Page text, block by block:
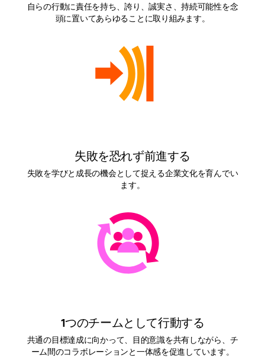
自らの行動に責任を持ち、誇り、誠実さ、持続可能性を念
頭に置いてあらゆることに取り組みます。
失敗を恐れず前進する
失敗を学びと成長の機会として捉える企業文化を育んでい
ます。
1つのチームとして行動する
共通の目標達成に向かって、目的意識を共有しながら、チ
ーム間のコラボレーションと一体感を促進しています。